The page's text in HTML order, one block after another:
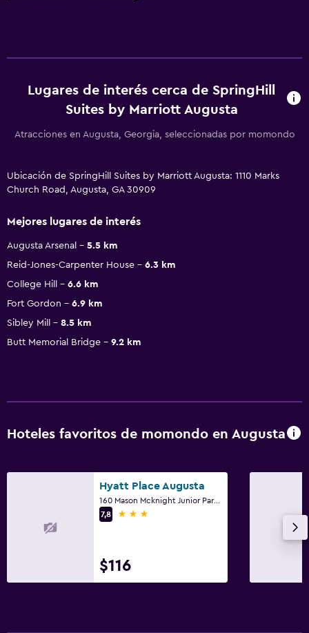
Lugares de interés cerca de SpringHill
Suites by Marriott Augusta
Atracciones en Augusta, Georgia, seleccionadas por momondo
Ubicación de SpringHill Suites by Marriott Augusta: 1110 Marks
Church Road, Augusta, GA 30909
Mejores lugares de interés
Augusta Arsenal
5.5 km
Reid-Jones-Carpenter House
6.3 km
College Hill
6.6 km
Fort Gordon
6.9 km
Sibley Mill
8.5 km
Butt Memorial Bridge
9.2 km
Hoteles favoritos de momondo en Augusta
Hyatt Place Augusta
160 Mason Mcknight Junior Parkway, Augusta, GA
7,8
3 estrellas
$116